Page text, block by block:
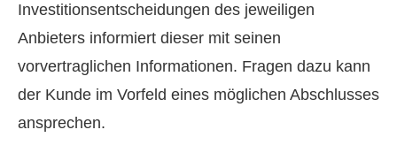
Investitionsentscheidungen des jeweiligen
Anbieters informiert dieser mit seinen
vorvertraglichen Informationen. Fragen dazu kann
der Kunde im Vorfeld eines möglichen Abschlusses
ansprechen.